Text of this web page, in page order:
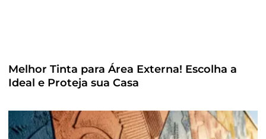
Melhor Tinta para Área Externa! Escolha a
Ideal e Proteja sua Casa